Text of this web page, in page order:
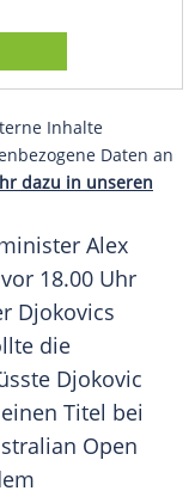
Inhalte
Daten an
dazu in unseren
Alex
18.00 Uhr
Djokovics
die
Djokovic
Titel bei
Open